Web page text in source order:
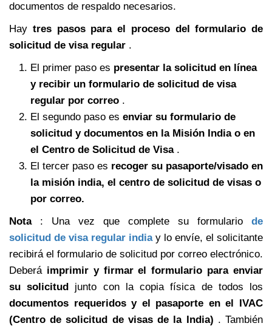
documentos de respaldo necesarios.
Hay tres pasos para el proceso del formulario de
solicitud de visa regular .
El primer paso es presentar la solicitud en línea
y recibir un formulario de solicitud de visa
regular por correo .
El segundo paso es enviar su formulario de
solicitud y documentos en la Misión India o en
el Centro de Solicitud de Visa.
El tercer paso es recoger su pasaporte/visado en
la misión india, el centro de solicitud de visas o
por correo.
Nota: Una vez que complete su formulario de
solicitud de visa regular indiay lo envíe, el solicitante
recibirá el formulario de solicitud por correo electrónico.
Deberá imprimir y firmar el formulario para enviar
su solicitud junto con la copia física de todos los
documentos requeridos y el pasaporte en el IVAC
(Centro de solicitud de visas de la India) . También